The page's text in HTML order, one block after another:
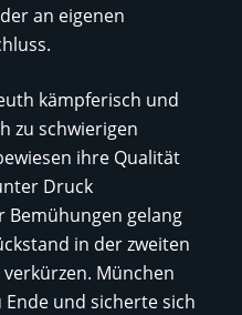
an eigenen
kämpferisch und
zu schwierigen
ihre Qualität
Druck
Bemühungen gelang
in der zweiten
München
Ende und sicherte sich